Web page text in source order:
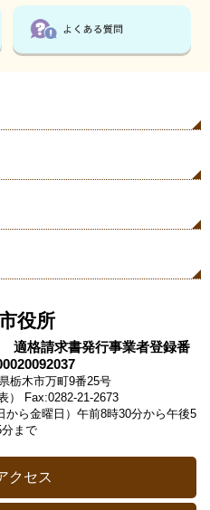
役所
格請求書発行事業者登録番
栃木市万町9番25号
） Fax:0282-21-2673
ら金曜日）午前8時30分から午後5
まで
クセス